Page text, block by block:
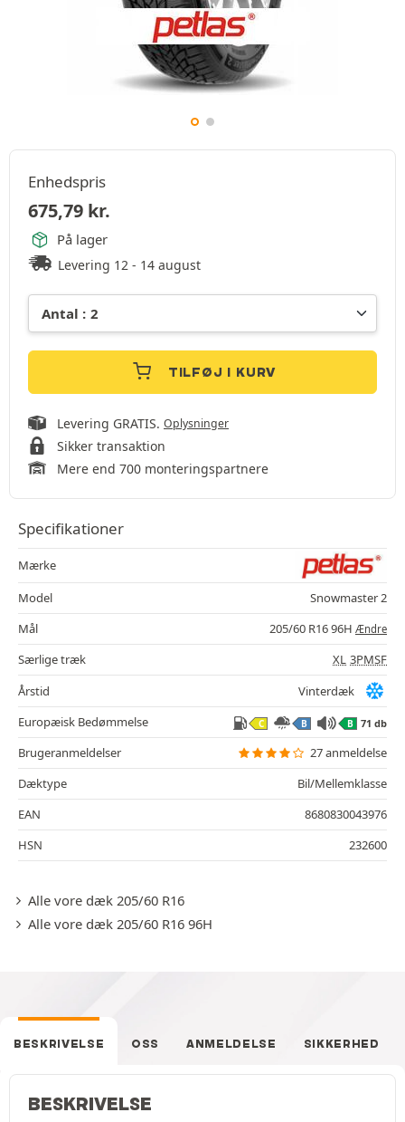
Enhedspris
675,79 kr.
På lager
Levering 12 - 14 august
TILFØJ I KURV
Levering GRATIS. Oplysninger
Sikker transaktion
Mere end 700 monteringspartnere
Specifikationer
Mærke
Model
Snowmaster 2
Mål
205/60 R16 96H Ændre
Særlige træk XL 3PMSF
Årstid
Vinterdæk
Europæisk Bedømmelse
C B B 71 db
Brugeranmeldelser
27 anmeldelse
Dæktype
Bil/Mellemklasse
EAN
8680830043976
HSN
232600
Alle vore dæk 205/60 R16
Alle vore dæk 205/60 R16 96H
BESKRIVELSE OSS ANMELDELSE SIKKERHED
BESKRIVELSE